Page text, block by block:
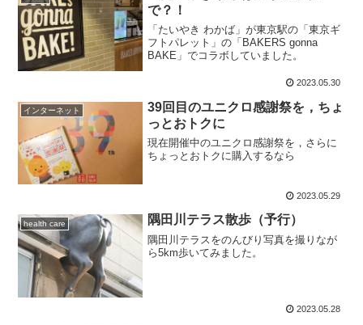
で？！
「たいやき わかば」が東京駅の「東京ギ
フトパレット」の「BAKERS gonna
BAKE」でコラボしていました。
2023.05.30
インターネット
39回目のユニクロ感謝祭を，ちょ
っとおトクに
現在開催中のユニクロ感謝祭を，さらに
ちょっとおトクに購入するなら
2023.05.29
health care 隅田川テラス散歩（予行）
隅田川テラスをのんびり写真を撮りなが
ら5km歩いてみました。
2023.05.28